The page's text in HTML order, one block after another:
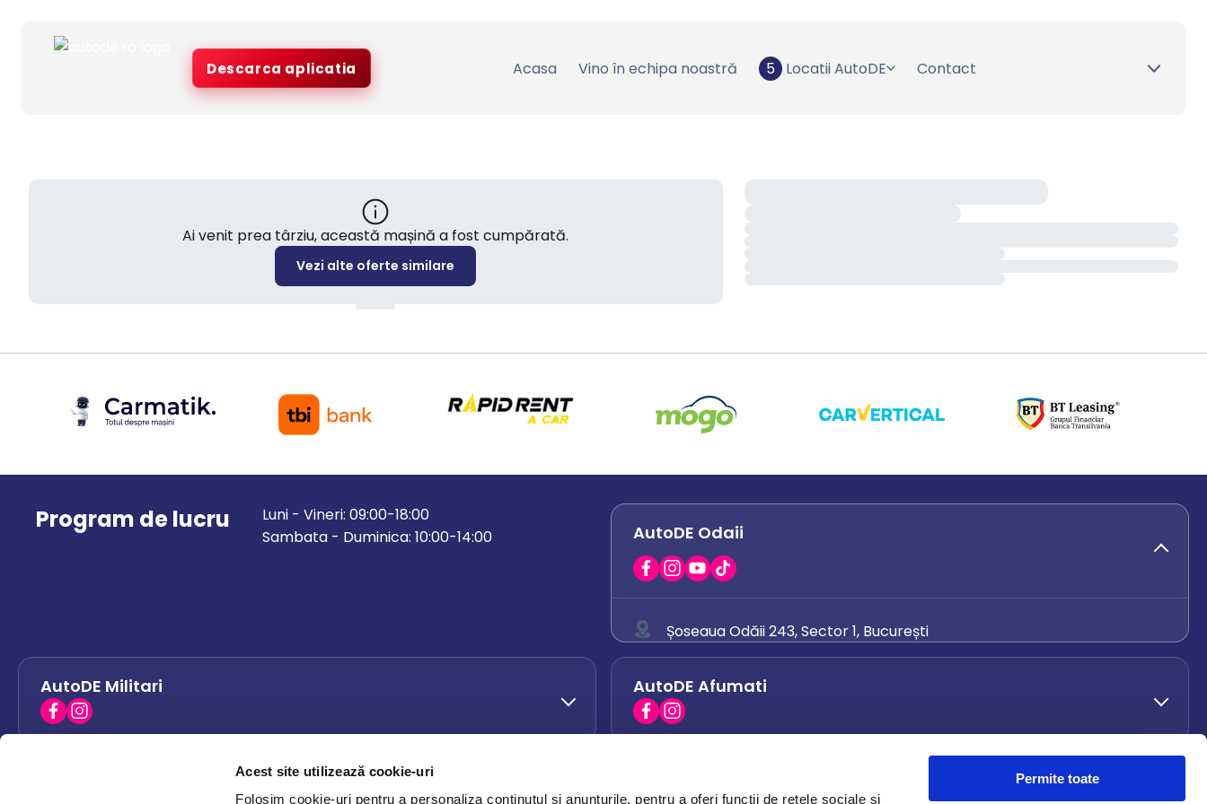
Acest site utilizează cookie-uri
Folosim cookie-uri pentru a personaliza conținutul și anunțurile, pentru a oferi funcții de rețele sociale și
Permite toate
Descarca aplicatia Acasa Vino în echipa noastră 5 Locatii AutoDE Contact
Ai venit prea târziu, această mașină a fost cumpărată.
Vezi alte oferte similare
Program de lucru
Luni - Vineri: 09:00-18:00
Sambata - Duminica: 10:00-14:00
AutoDE Odaii
Șoseaua Odăii 243, Sector 1, București
0742 444 194
office.odaii@autode.ro
AutoDE Militari AutoDE Afumati